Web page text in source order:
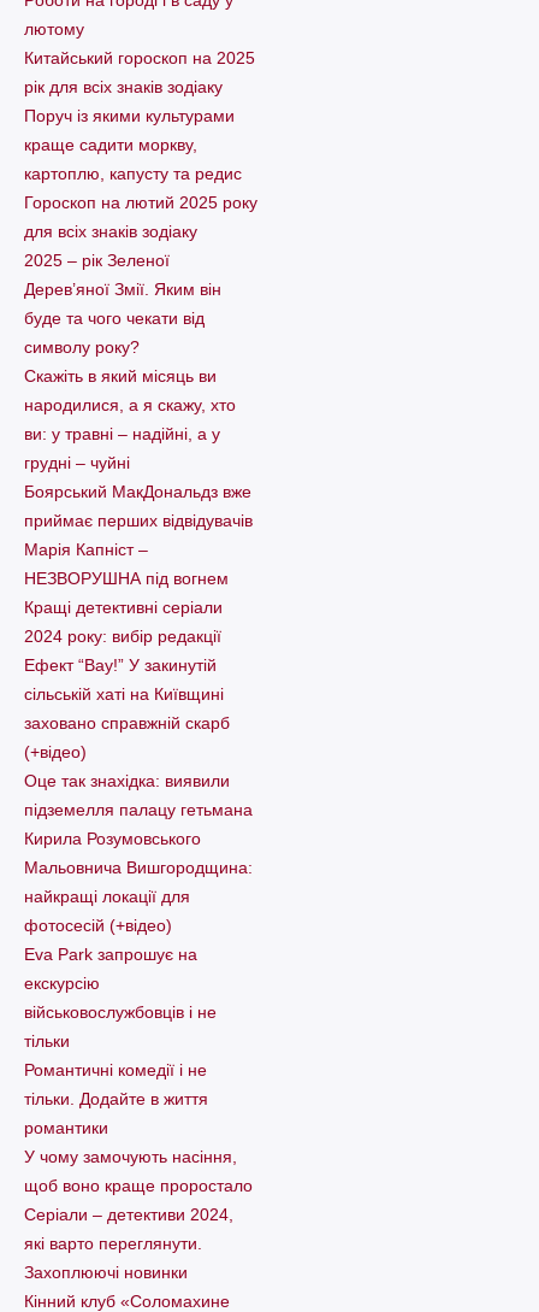
лютому
Китайський гороскоп на 2025
рік для всіх знаків зодіаку
Поруч із якими культурами
краще садити моркву,
картоплю, капусту та редис
Гороскоп на лютий 2025 року
для всіх знаків зодіаку
2025 – рік Зеленої
Дерев’яної Змії. Яким він
буде та чого чекати від
символу року?
Скажіть в який місяць ви
народилися, а я скажу, хто
ви: у травні – надійні, а у
грудні – чуйні
Боярський МакДональдз вже
приймає перших відвідувачів
Марія Капніст –
НЕЗВОРУШНА під вогнем
Кращі детективні серіали
2024 року: вибір редакції
Ефект “Вау!” У закинутій
сільській хаті на Київщині
заховано справжній скарб
(+відео)
Оце так знахідка: виявили
підземелля палацу гетьмана
Кирила Розумовського
Мальовнича Вишгородщина:
найкращі локації для
фотосесій (+відео)
Eva Park запрошує на
екскурсію
військовослужбовців і не
тільки
Романтичні комедії і не
тільки. Додайте в життя
романтики
У чому замочують насіння,
щоб воно краще проростало
Серіали – детективи 2024,
які варто пеpеглянути.
Захоплюючі новинки
Кінний клуб «Соломахине